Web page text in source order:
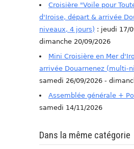
Croisière "Voile pour
d'Iroise, départ & arrivée
niveaux, 4 jours) : jeudi 17/
dimanche 20/09/2026
Mini Croisière en Mer
arrivée Douarnenez (multi-
samedi 26/09/2026 -
Assemblée générale +
samedi 14/11/2026
Dans la même catégorie